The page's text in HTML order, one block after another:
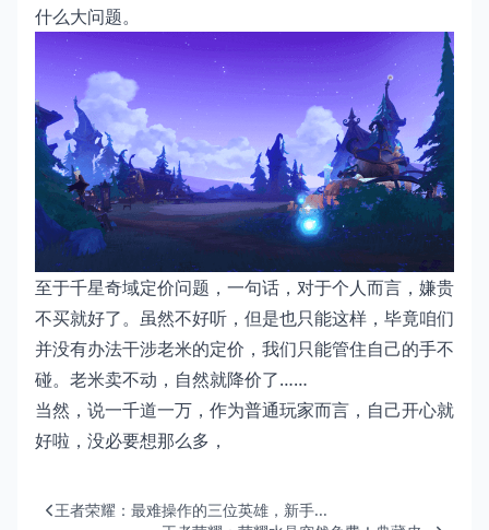
什么大问题。
至于千星奇域定价问题，一句话，对于个人而言，嫌贵
不买就好了。虽然不好听，但是也只能这样，毕竟咱们
并没有办法干涉老米的定价，我们只能管住自己的手不
碰。老米卖不动，自然就降价了……
当然，说一千道一万，作为普通玩家而言，自己开心就
好啦，没必要想那么多，
王者荣耀：最难操作的三位英雄，新手...